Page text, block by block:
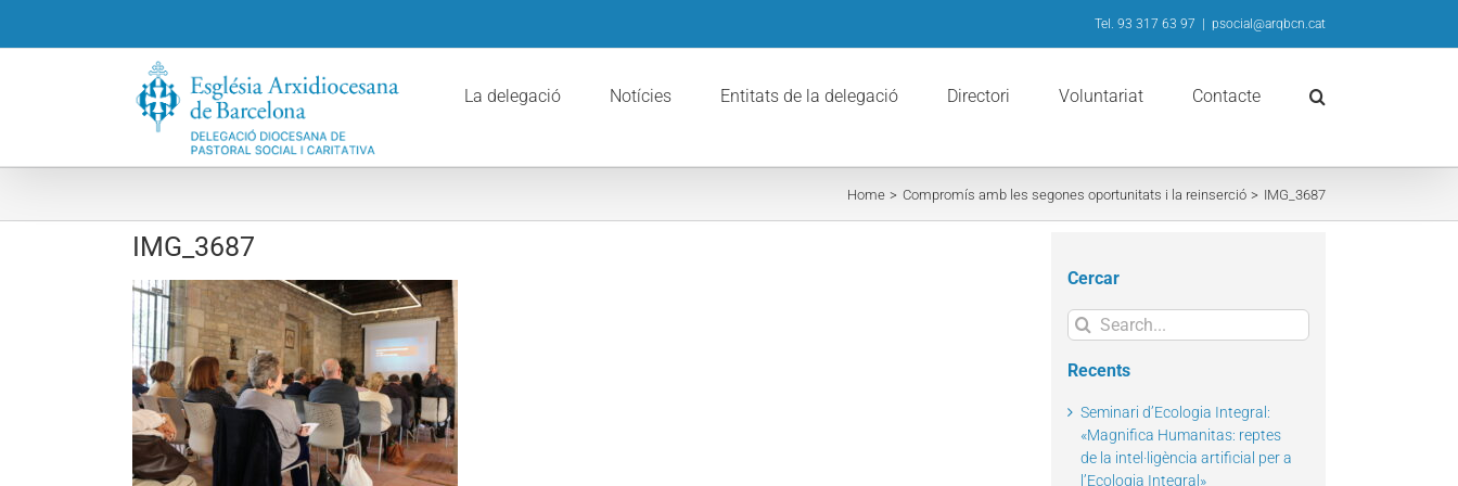
Tel. 93 317 63 97 psocial@arqbcn.cat
La delegació Notícies Entitats de la delegació Directori Voluntariat Contacte
Home Compromís amb les segones oportunitats i la reinserció IMG_3687
IMG_3687
Cercar
Search
for:
Recents
Seminari d’Ecologia Integral:
«Magnifica Humanitas: reptes
de la intel·ligència artificial per a
l’Ecologia Integral»